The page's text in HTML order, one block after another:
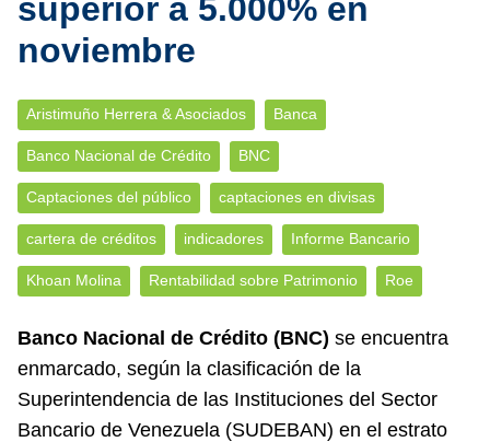
superior a 5.000% en
noviembre
Aristimuño Herrera & Asociados Banca
Banco Nacional de Crédito BNC
Captaciones del público captaciones en divisas
cartera de créditos indicadores Informe Bancario
Khoan Molina Rentabilidad sobre Patrimonio Roe
Banco Nacional de Crédito (BNC) se encuentra
enmarcado, según la clasificación de la
Superintendencia de las Instituciones del Sector
Bancario de Venezuela (SUDEBAN) en el estrato